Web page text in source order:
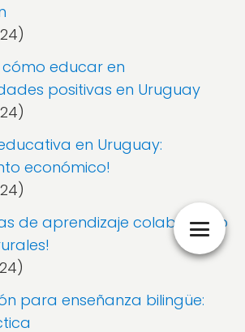
educar en
positivas en Uruguay
en Uruguay:
económico!
de aprendizaje colaborativo
para enseñanza bilingüe: